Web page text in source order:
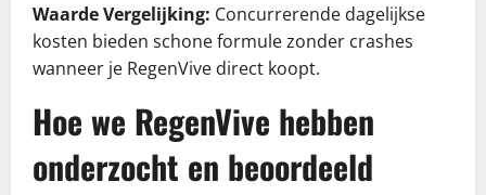
Waarde Vergelijking: Concurrerende dagelijkse
kosten bieden schone formule zonder crashes
wanneer je RegenVive direct koopt.
Hoe we RegenVive hebben
onderzocht en beoordeeld